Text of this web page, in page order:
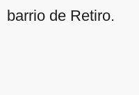
barrio de Retiro.